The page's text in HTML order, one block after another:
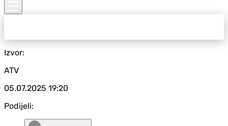
Izvor:
ATV
05.07.2025 19:20
Podijeli: